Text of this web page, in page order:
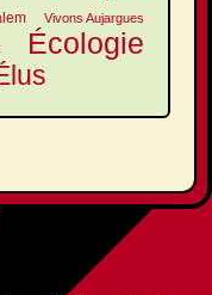
Vivons Aujargues
Écologie